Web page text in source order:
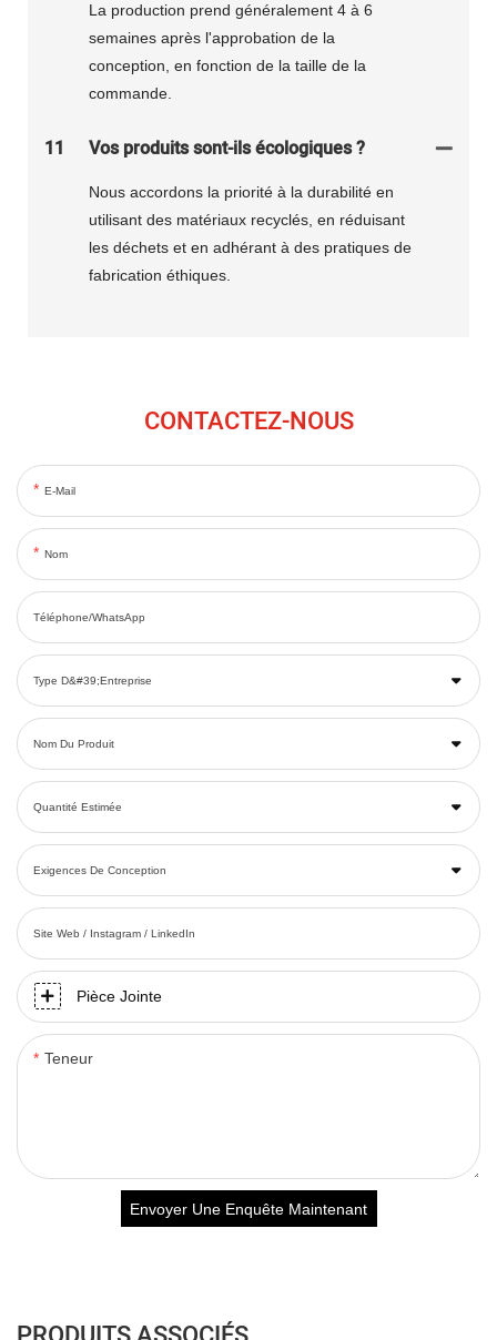
La production prend généralement 4 à 6
semaines après l'approbation de la
conception, en fonction de la taille de la
commande.
11 Vos produits sont-ils écologiques ?
Nous accordons la priorité à la durabilité en
utilisant des matériaux recyclés, en réduisant
les déchets et en adhérant à des pratiques de
fabrication éthiques.
CONTACTEZ-NOUS
E-Mail
Nom
Téléphone/WhatsApp
Type D&#39;entreprise
Nom Du Produit
Quantité Estimée
Exigences De Conception
Site Web / Instagram / LinkedIn
Pièce Jointe
Teneur
Envoyer Une Enquête Maintenant